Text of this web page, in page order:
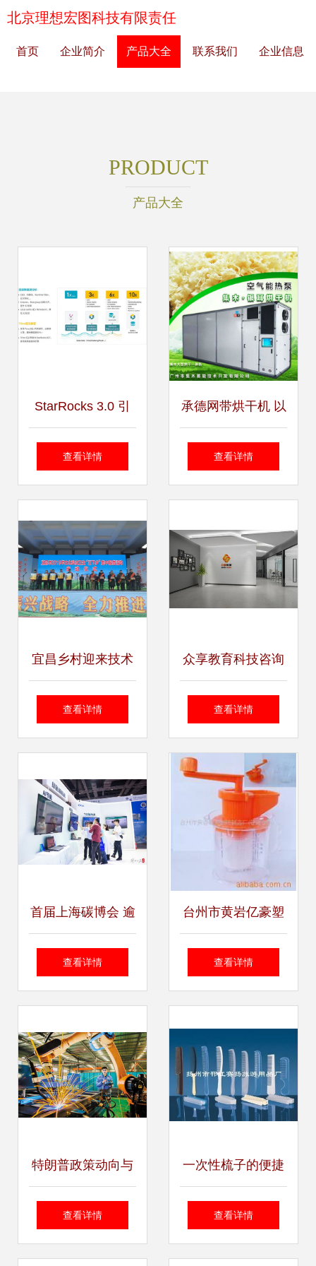
北京理想宏图科技有限责任
首页 企业简介 产品大全 联系我们 企业信息
PRODUCT
产品大全
StarRocks 3.0 引
领湖仓架构新纪
Data, All Analytics
业务价值
查看详情
承德网带烘干机 以
诚信铸就品质，以
查看详情
宜昌乡村迎来技术
咨询福利
查看详情
众享教育科技咨询
办公室装修设计技
查看详情
首届上海碳博会 逾
千种绿色技术引领
查看详情
台州市黄岩亿豪塑
胶制品厂豆浆机产
查看详情
特朗普政策动向与
中国在全球三领域
查看详情
一次性梳子的便捷
选择 扬州市邗江赛
查看详情